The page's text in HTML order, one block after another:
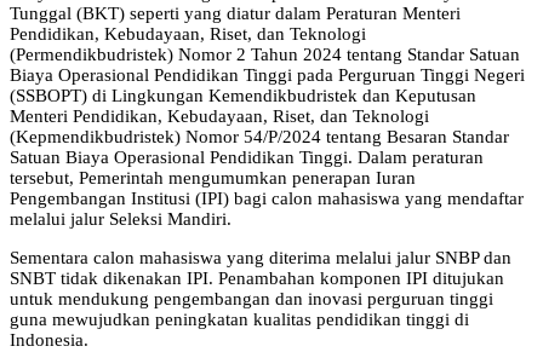
Tunggal (BKT) seperti yang diatur dalam Peraturan Menteri
Pendidikan, Kebudayaan, Riset, dan Teknologi
(Permendikbudristek) Nomor 2 Tahun 2024 tentang Standar Satuan
Biaya Operasional Pendidikan Tinggi pada Perguruan Tinggi Negeri
(SSBOPT) di Lingkungan Kemendikbudristek dan Keputusan
Menteri Pendidikan, Kebudayaan, Riset, dan Teknologi
(Kepmendikbudristek) Nomor 54/P/2024 tentang Besaran Standar
Satuan Biaya Operasional Pendidikan Tinggi. Dalam peraturan
tersebut, Pemerintah mengumumkan penerapan Iuran
Pengembangan Institusi (IPI) bagi calon mahasiswa yang mendaftar
melalui jalur Seleksi Mandiri.
Sementara calon mahasiswa yang diterima melalui jalur SNBP dan
SNBT tidak dikenakan IPI. Penambahan komponen IPI ditujukan
untuk mendukung pengembangan dan inovasi perguruan tinggi
guna mewujudkan peningkatan kualitas pendidikan tinggi di
Indonesia.